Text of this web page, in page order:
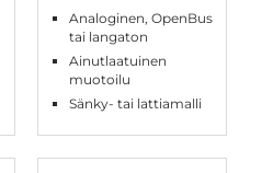
Analoginen, OpenBus
tai langaton
Ainutlaatuinen
muotoilu
Sänky- tai lattiamalli